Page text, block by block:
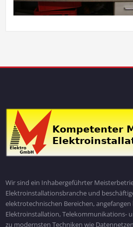
Wir sind ein Inhabergeführter
Elektroinstallationsbranche und
elektrotechnischen Bereichen, angefangen
Elektroinstallation, Telekommunikations-
zu modernsten Techniken wie